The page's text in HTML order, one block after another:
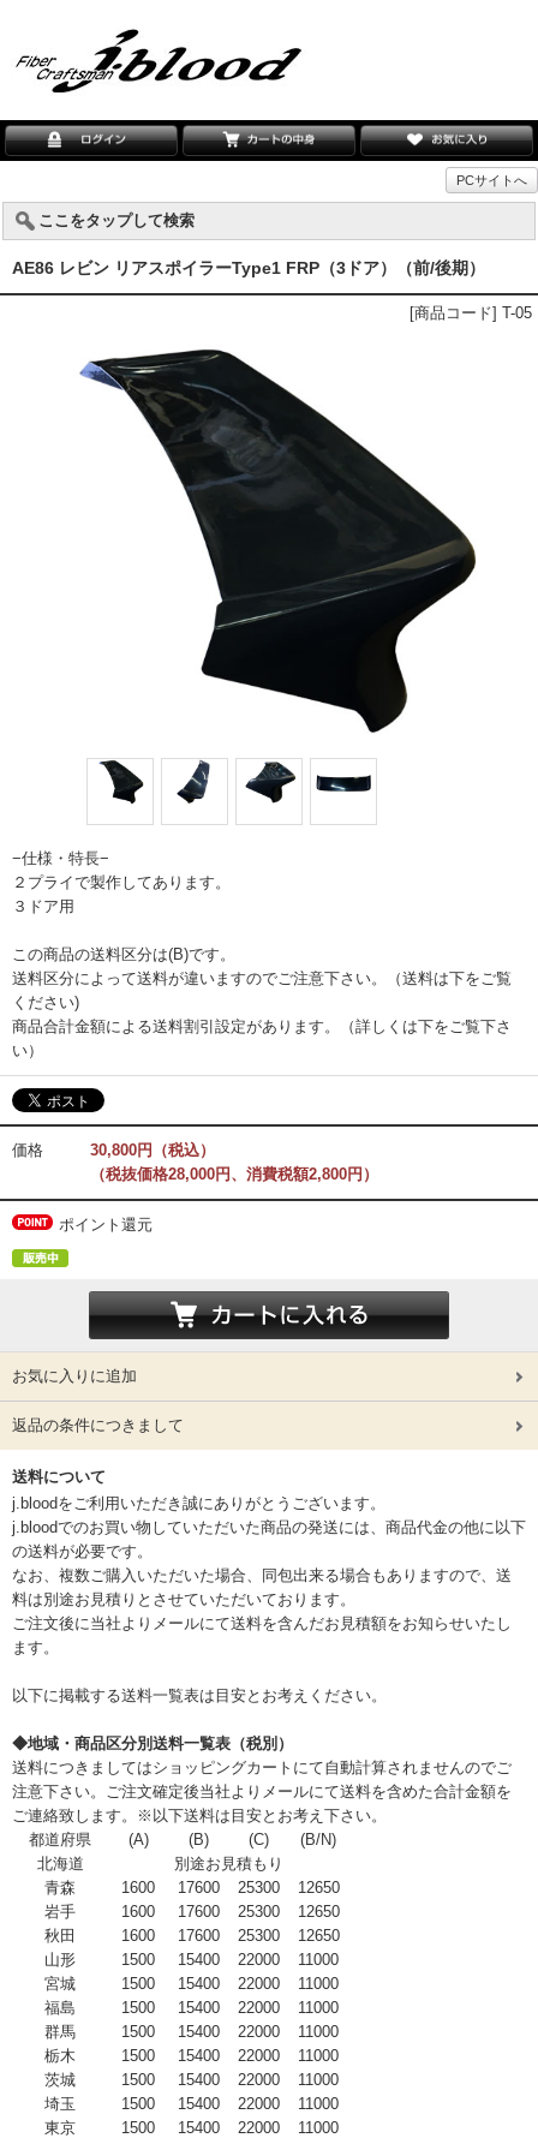
PCサイトへ
ここをタップして検索
AE86 レビン リアスポイラーType1 FRP（3ドア）（前/後期）
[商品コード] T-05
−仕様・特長−
２プライで製作してあります。
３ドア用
この商品の送料区分は(B)です。
送料区分によって送料が違いますのでご注意下さい。（送料は下をご覧
ください)
商品合計金額による送料割引設定があります。（詳しくは下をご覧下さ
い）
価格
30,800円（税込）
（税抜価格28,000円、消費税額2,800円）
ポイント還元
お気に入りに追加
返品の条件につきまして
送料について
j.bloodをご利用いただき誠にありがとうございます。
j.bloodでのお買い物していただいた商品の発送には、商品代金の他に以下
の送料が必要です。
なお、複数ご購入いただいた場合、同包出来る場合もありますので、送
料は別途お見積りとさせていただいております。
ご注文後に当社よりメールにて送料を含んだお見積額をお知らせいたし
ます。
以下に掲載する送料一覧表は目安とお考えください。
◆地域・商品区分別送料一覧表（税別）
送料につきましてはショッピングカートにて自動計算されませんのでご
注意下さい。ご注文確定後当社よりメールにて送料を含めた合計金額を
ご連絡致します。※以下送料は目安とお考え下さい。
都道府県
(A) (B) (C)
(B/N)
北海道
別途お見積もり
青森
1600 17600 25300
12650
岩手
1600 17600 25300
12650
秋田
1600 17600 25300
12650
山形
1500 15400 22000
11000
宮城
1500 15400 22000
11000
福島
1500 15400 22000
11000
群馬
1500 15400 22000
11000
栃木
1500 15400 22000
11000
茨城
1500 15400 22000
11000
埼玉
1500 15400 22000
11000
東京
1500 15400 22000
11000